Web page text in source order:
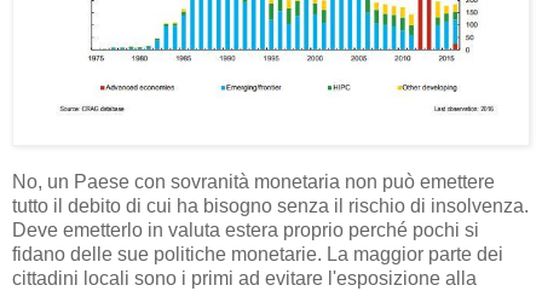
No, un Paese con sovranità monetaria non può emettere
tutto il debito di cui ha bisogno senza il rischio di insolvenza.
Deve emetterlo in valuta estera proprio perché pochi si
fidano delle sue politiche monetarie. La maggior parte dei
cittadini locali sono i primi ad evitare l'esposizione alla